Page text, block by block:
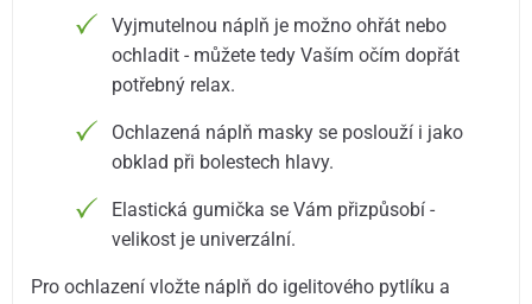
Vyjmutelnou náplň je možno ohřát nebo
ochladit - můžete tedy Vaším očím dopřát
potřebný relax.
Ochlazená náplň masky se poslouží i jako
obklad při bolestech hlavy.
Elastická gumička se Vám přizpůsobí -
velikost je univerzální.
Pro ochlazení vložte náplň do igelitového pytlíku a